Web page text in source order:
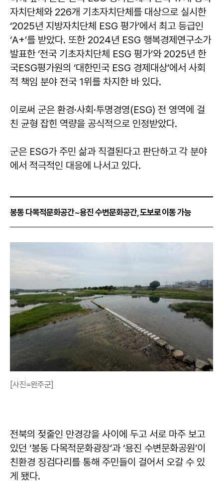
자치단체와 226개 기초자치단체를 대상으로 실시한
‘2025년 지방자치단체 ESG 평가’에서 최고 등급인
‘A+’를 받았다. 또한 2024년 ESG 행복경제연구소가
발표한 ‘전국 기초자치단체 ESG 평가’와 2025년 한
국ESG평가원의 ‘대한민국 ESG 경제대상’에서 사회
적 책임 분야 전국 1위를 차지한 바 있다.
이로써 군은 환경·사회·투명경영(ESG) 전 영역에 걸
친 균형 잡힌 역량을 공식적으로 인정받았다.
군은 ESG가 주민 삶과 직결된다고 판단하고 각 분야
에서 적극적인 대응에 나서고 있다.
봉동 다목적문화공간~용진 수변문화공간, 도보로 이동 가능
[사진=완주군]
전북의 젖줄인 만경강을 사이에 두고 서로 마주 보고
있던 ‘봉동 다목적문화광장’과 ‘용진 수변문화공원’이
친환경 징검다리를 통해 주민들이 걸어서 오갈 수 있
게 됐다.